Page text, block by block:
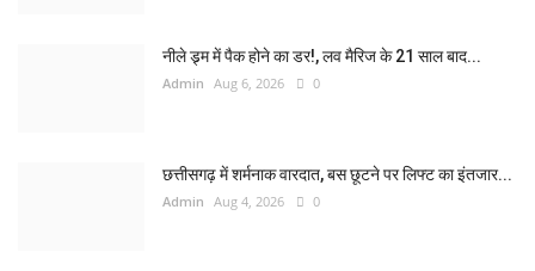
नीले ड्र्म में पैक होने का डर!, लव मैरिज के 21 साल बाद...
Admin Aug 6, 2026 0
छत्तीसगढ़ में शर्मनाक वारदात, बस छूटने पर लिफ्ट का इंतजार...
Admin Aug 4, 2026 0